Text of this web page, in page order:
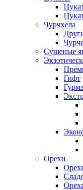
Чурчхела
Сушеные
Гифт
Орехи